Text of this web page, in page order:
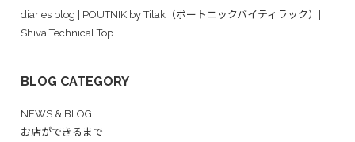
diaries blog | POUTNIK by Tilak（ポートニックバイティラック）|
Shiva Technical Top
BLOG CATEGORY
NEWS & BLOG
お店ができるまで